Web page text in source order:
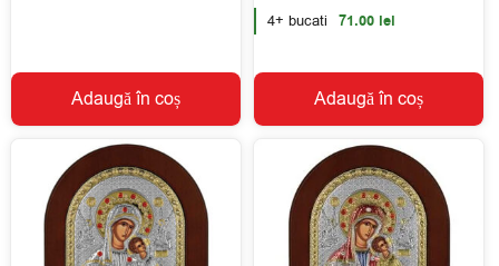
Adaugă în coș
4+ bucati 71.00 lei
Adaugă în coș